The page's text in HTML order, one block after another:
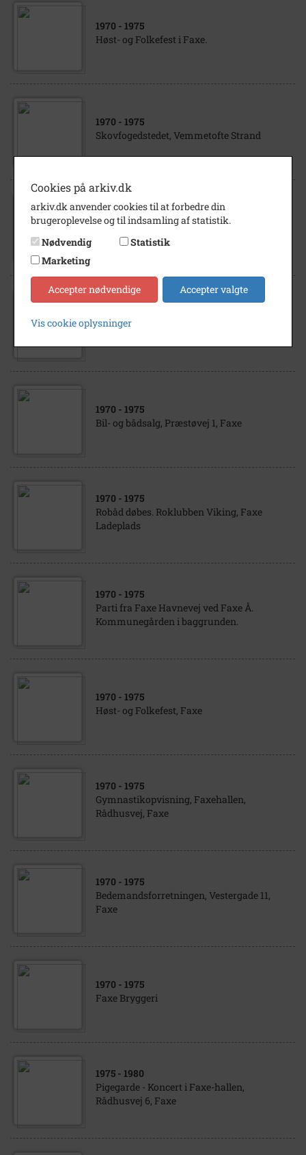
1970 - 1975
Høst- og Folkefest i Faxe.
1970 - 1975
Skovfogedstedet, Vemmetofte Strand
1970- 1975
1970- 1975
Rejsegilde på plejehjemmet Søndervang,
1970 - 1975
Bil- og bådsalg, Præstøvej 1, Faxe
1970 - 1975
Robåd døbes. Roklubben Viking, Faxe
Ladeplads
1970 - 1975
Parti fra Faxe Havnevej ved Faxe Å.
Kommunegården i baggrunden.
1970 - 1975
Høst- og Folkefest, Faxe
1970 - 1975
Gymnastikopvisning, Faxehallen,
Rådhusvej, Faxe
1970 - 1975
Bedemandsforretningen, Vestergade 11,
Faxe
1970 - 1975
Faxe Bryggeri
1975 - 1980
Pigegarde - Koncert i Faxe-hallen,
Rådhusvej 6, Faxe
Cookies på arkiv.dk
arkiv.dk anvender cookies til at forbedre din
brugeroplevelse og til indsamling af statistik.
Nødvendig
Statistik
Marketing
Accepter nødvendige Accepter valgte
Vis cookie oplysninger